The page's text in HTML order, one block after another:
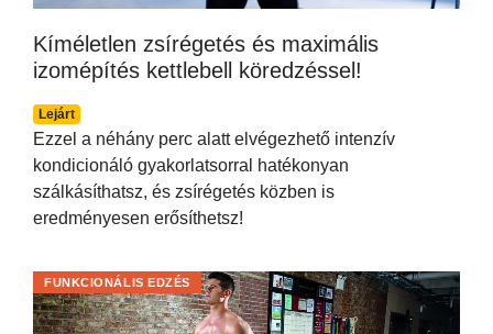
Kíméletlen zsírégetés és maximális
izomépítés kettlebell köredzéssel!
Lejárt
Ezzel a néhány perc alatt elvégezhető intenzív
kondicionáló gyakorlatsorral hatékonyan
szálkásíthatsz, és zsírégetés közben is
eredményesen erősíthetsz!
FUNKCIONÁLIS EDZÉS